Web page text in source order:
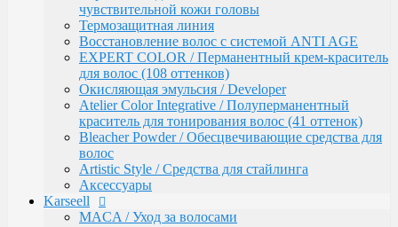
Karseell
MACA / Уход за волосами
ARGAN
Стайлинг
Обесцвечивание
Специальный уход
KEBREN
Окрашивание и уход
COLORTEC / Красители
COLORTEC PERMANENT /
Перманентная крем-краска
COLORTEC DEMI-PERMANENT /
COLORTEC SUPER-LIGHTENING /
чувствительной кожи головы
Термозащитная линия
Воcстановление волос с системой ANTI AGE
EXPERT COLOR / Перманентный крем-краситель
для волос (108 оттенков)
Окисляющая эмульсия / Developer
Atelier Color Integrative / Полуперманентный
краситель для тонирования волос (41 оттенок)
Bleacher Powder / Обесцвечивающие средства для
волос
Artistic Style / Средства для стайлинга
Аксессуары
Karseell
MACA / Уход за волосами